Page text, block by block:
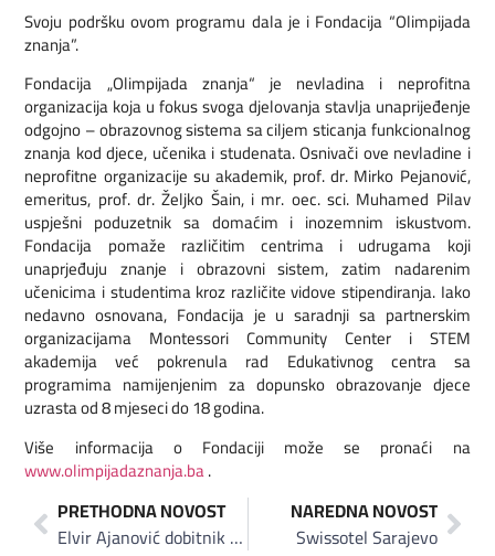
Svoju podršku ovom programu dala je i Fondacija “Olimpijada
znanja”.
Fondacija „Olimpijada znanja“ je nevladina i neprofitna
organizacija koja u fokus svoga djelovanja stavlja unaprijeđenje
odgojno – obrazovnog sistema sa ciljem sticanja funkcionalnog
znanja kod djece, učenika i studenata. Osnivači ove nevladine i
neprofitne organizacije su akademik, prof. dr. Mirko Pejanović,
emeritus, prof. dr. Željko Šain, i mr. oec. sci. Muhamed Pilav
uspješni poduzetnik sa domaćim i inozemnim iskustvom.
Fondacija pomaže različitim centrima i udrugama koji
unaprjeđuju znanje i obrazovni sistem, zatim nadarenim
učenicima i studentima kroz različite vidove stipendiranja. Iako
nedavno osnovana, Fondacija je u saradnji sa partnerskim
organizacijama Montessori Community Center i STEM
akademija već pokrenula rad Edukativnog centra sa
programima namijenjenim za dopunsko obrazovanje djece
uzrasta od 8 mjeseci do 18 godina.
Više informacija o Fondaciji može se pronaći na
www.olimpijadaznanja.ba.
PRETHODNA NOVOST
Elvir Ajanović dobitnik prestižne nagrade „Evropski najmenadžer 2025“, ZEPS-u nagrada „Najbrend“
NAREDNA NOVOST
Swissotel Sarajevo